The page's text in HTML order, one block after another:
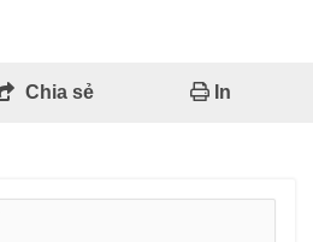
Chia sẻ In